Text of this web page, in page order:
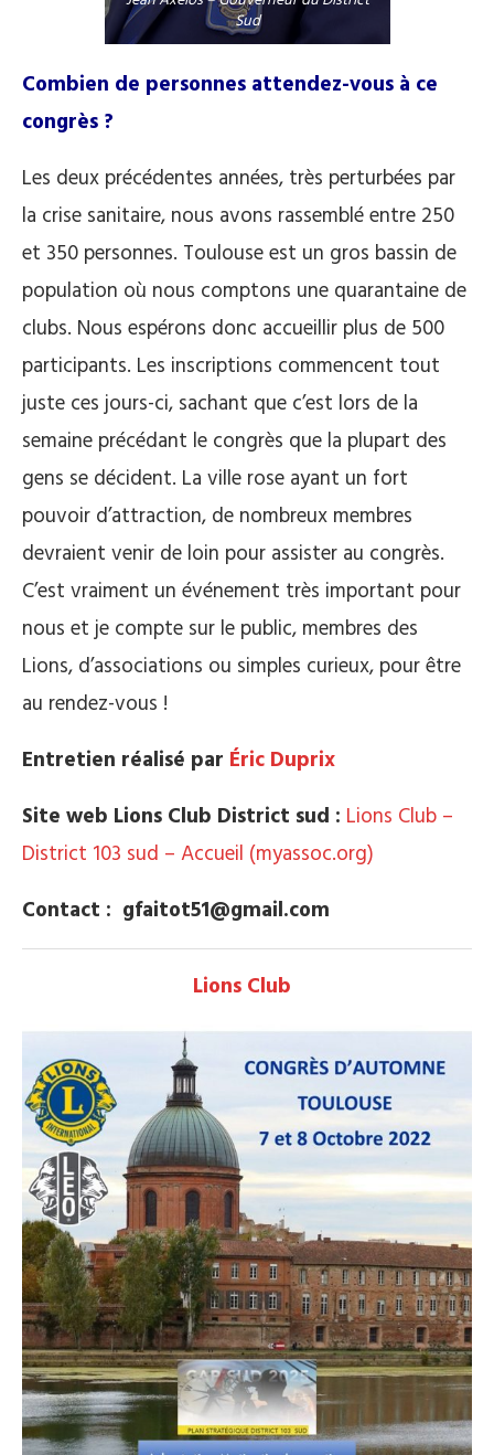
Sud
Combien de personnes attendez-vous à ce
congrès ?
Les deux précédentes années, très perturbées par
la crise sanitaire, nous avons rassemblé entre 250
et 350 personnes. Toulouse est un gros bassin de
population où nous comptons une quarantaine de
clubs. Nous espérons donc accueillir plus de 500
participants. Les inscriptions commencent tout
juste ces jours-ci, sachant que c’est lors de la
semaine précédant le congrès que la plupart des
gens se décident. La ville rose ayant un fort
pouvoir d’attraction, de nombreux membres
devraient venir de loin pour assister au congrès.
C’est vraiment un événement très important pour
nous et je compte sur le public, membres des
Lions, d’associations ou simples curieux, pour être
au rendez-vous !
Entretien réalisé par Éric Duprix
Site web Lions Club District sud : Lions Club –
District 103 sud – Accueil (myassoc.org)
Contact : gfaitot51@gmail.com
Lions Club